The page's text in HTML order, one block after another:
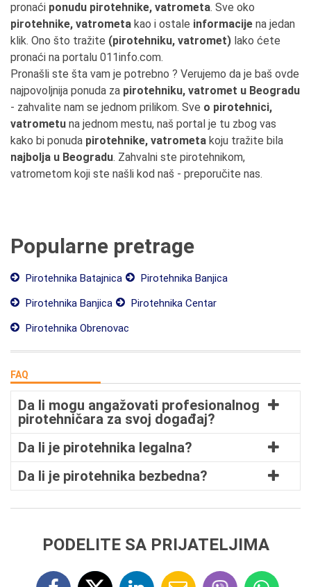
pronaći ponudu pirotehnike, vatrometa. Sve oko
pirotehnike, vatrometa kao i ostale informacije na jedan
klik. Ono što tražite (pirotehniku, vatromet) lako ćete
pronaći na portalu 011info.com.
Pronašli ste šta vam je potrebno ? Verujemo da je baš ovde
najpovoljnija ponuda za pirotehniku, vatromet u Beogradu
- zahvalite nam se jednom prilikom. Sve o pirotehnici,
vatrometu na jednom mestu, naš portal je tu zbog vas
kako bi ponuda pirotehnike, vatrometa koju tražite bila
najbolja u Beogradu. Zahvalni ste pirotehnikom,
vatrometom koji ste našli kod naš - preporučite nas.
Popularne pretrage
Pirotehnika Batajnica
Pirotehnika Banjica
Pirotehnika Banjica
Pirotehnika Centar
Pirotehnika Obrenovac
FAQ
Da li mogu angažovati profesionalnog
pirotehničara za svoj događaj?
Da li je pirotehnika legalna?
Da li je pirotehnika bezbedna?
PODELITE SA PRIJATELJIMA